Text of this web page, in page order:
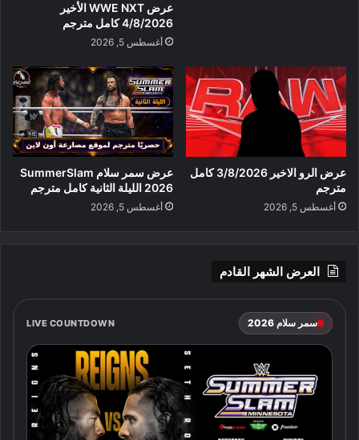
عرض WWE NXT الأخير
4/8/2026 كامل مترجم
أغسطس 5, 2026
عرض الرو الاخير 3/8/2026 كامل
مترجم
أغسطس 5, 2026
عرض سمر سلام SummerSlam
2026 الليلة الثانية كامل مترجم
أغسطس 5, 2026
العرض الشهر القادم
سمر سلام 2026 LIVE COUNTDOWN